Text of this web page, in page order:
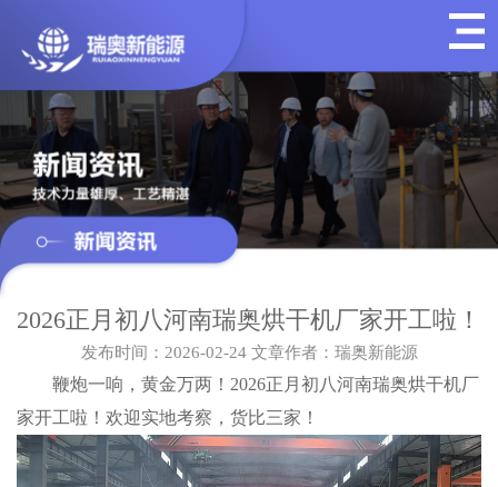
2026正月初八河南瑞奥烘干机厂家开工啦！
发布时间：2026-02-24 文章作者：瑞奥新能源
鞭炮一响，黄金万两！2026正月初八河南瑞奥烘干机厂
家开工啦！欢迎实地考察，货比三家！